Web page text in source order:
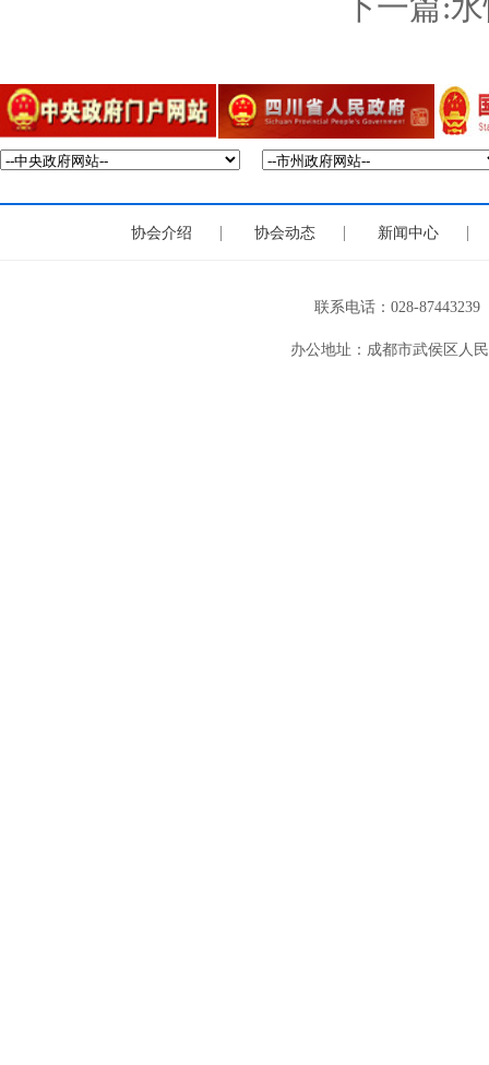
下一篇:
协会介绍 | 协会动态 | 新闻中心 |
联系电话：028-
办公地址：成都市武侯区人